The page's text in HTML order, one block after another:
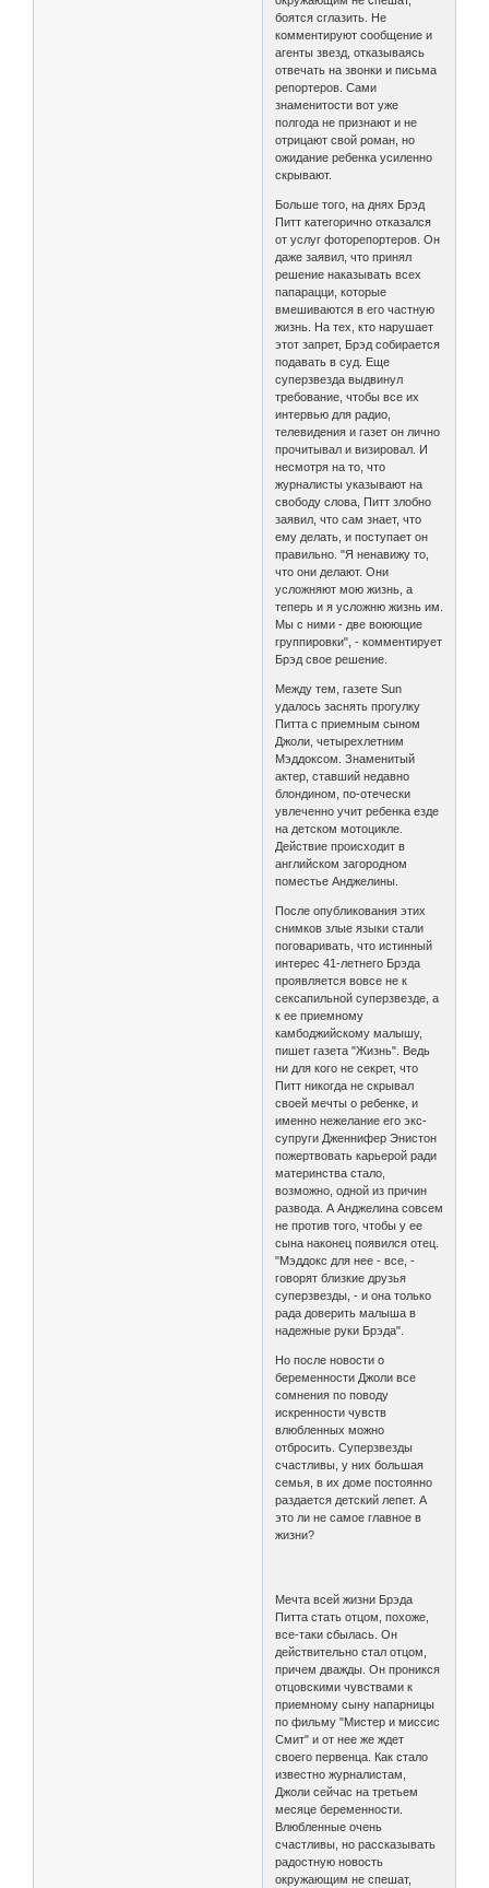
боятся сглазить. Не
комментируют сообщение и
агенты звезд, отказываясь
отвечать на звонки и письма
репортеров. Сами
знаменитости вот уже
полгода не признают и не
отрицают свой роман, но
ожидание ребенка усиленно
скрывают.
Больше того, на днях Брэд
Питт категорично отказался
от услуг фоторепортеров. Он
даже заявил, что принял
решение наказывать всех
папарацци, которые
вмешиваются в его частную
жизнь. На тех, кто нарушает
этот запрет, Брэд собирается
подавать в суд. Еще
суперзвезда выдвинул
требование, чтобы все их
интервью для радио,
телевидения и газет он лично
прочитывал и визировал. И
несмотря на то, что
журналисты указывают на
свободу слова, Питт злобно
заявил, что сам знает, что
ему делать, и поступает он
правильно. "Я ненавижу то,
что они делают. Они
усложняют мою жизнь, а
теперь и я усложню жизнь им.
Мы с ними - две воюющие
группировки", - комментирует
Брэд свое решение.
Между тем, газете Sun
удалось заснять прогулку
Питта с приемным сыном
Джоли, четырехлетним
Мэддоксом. Знаменитый
актер, ставший недавно
блондином, по-отечески
увлеченно учит ребенка езде
на детском мотоцикле.
Действие происходит в
английском загородном
поместье Анджелины.
После опубликования этих
снимков злые языки стали
поговаривать, что истинный
интерес 41-летнего Брэда
проявляется вовсе не к
сексапильной суперзвезде, а
к ее приемному
камбоджийскому малышу,
пишет газета "Жизнь". Ведь
ни для кого не секрет, что
Питт никогда не скрывал
своей мечты о ребенке, и
именно нежелание его экс-
супруги Дженнифер Энистон
пожертвовать карьерой ради
материнства стало,
возможно, одной из причин
развода. А Анджелина совсем
не против того, чтобы у ее
сына наконец появился отец.
"Мэддокс для нее - все, -
говорят близкие друзья
суперзвезды, - и она только
рада доверить малыша в
надежные руки Брэда".
Но после новости о
беременности Джоли все
сомнения по поводу
искренности чувств
влюбленных можно
отбросить. Суперзвезды
счастливы, у них большая
семья, в их доме постоянно
раздается детский лепет. А
это ли не самое главное в
жизни?
Мечта всей жизни Брэда
Питта стать отцом, похоже,
все-таки сбылась. Он
действительно стал отцом,
причем дважды. Он проникся
отцовскими чувствами к
приемному сыну напарницы
по фильму "Мистер и миссис
Смит" и от нее же ждет
своего первенца. Как стало
известно журналистам,
Джоли сейчас на третьем
месяце беременности.
Влюбленные очень
счастливы, но рассказывать
радостную новость
окружающим не спешат,